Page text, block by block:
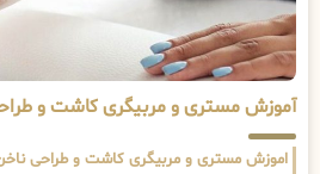
آموزش مستری و مربیگری کاشت و
اموزش مستری و مربیگری کاشت و طراحی